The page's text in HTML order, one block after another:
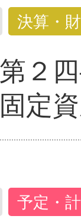
決算・
２
定
予定・